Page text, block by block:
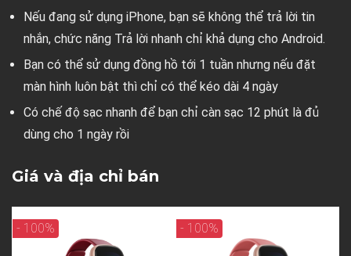
Nếu đang sử dụng iPhone, bạn sẽ không thể trả lời tin
nhắn, chức năng Trả lời nhanh chỉ khả dụng cho Android.
Bạn có thể sử dụng đồng hồ tới 1 tuần nhưng nếu đặt
màn hình luôn bật thì chỉ có thể kéo dài 4 ngày
Có chế độ sạc nhanh để bạn chỉ càn sạc 12 phút là đủ
dùng cho 1 ngày rồi
Giá và địa chỉ bán
- 100% - 100%